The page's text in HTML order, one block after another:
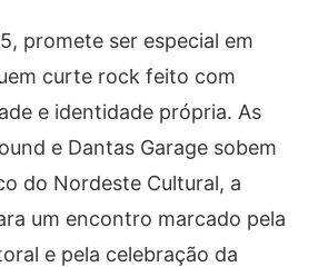
promete ser especial em
curte rock feito com
e identidade própria. As
e Dantas Garage sobem
do Nordeste Cultural, a
um encontro marcado pela
e pela celebração da